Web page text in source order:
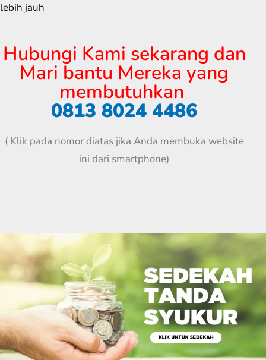
lebih jauh
Hubungi Kami sekarang dan
Mari bantu Mereka yang
membutuhkan
0813 8024 4486
( Klik pada nomor diatas jika Anda membuka website
ini dari smartphone)